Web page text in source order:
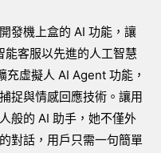
發機上盒的 AI 功能，讓
客服以先進的人工智慧
虛擬人 AI Agent 功能，
捉與情感回應技術。讓用
般的 AI 助手，她不僅外
對話，用戶只需一句簡單